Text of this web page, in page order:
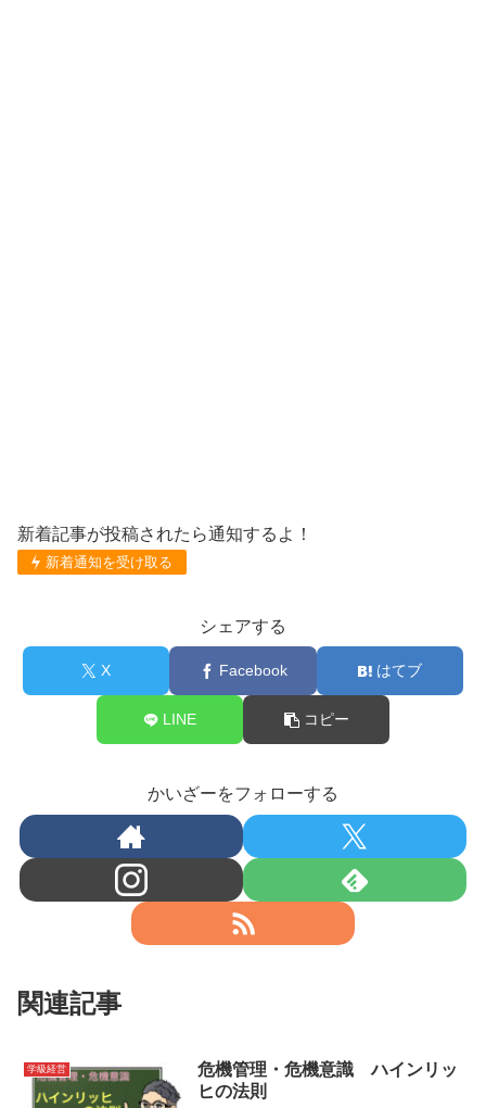
新着記事が投稿されたら通知するよ！
新着通知を受け取る
シェアする
X Facebook はてブ
LINE コピー
かいざーをフォローする
関連記事
学級経営
危機管理・危機意識 ハインリッ
ヒの法則